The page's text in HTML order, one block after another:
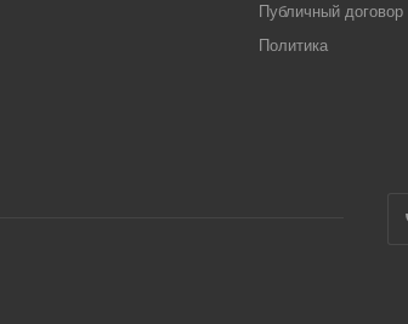
Публичный договор
Политика